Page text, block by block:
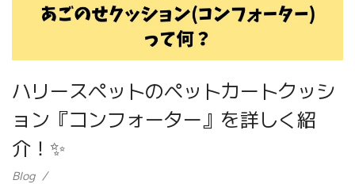
ハリースペットのペットカートクッシ
ョン『コンフォーター』を詳しく紹
介！✨
Blog